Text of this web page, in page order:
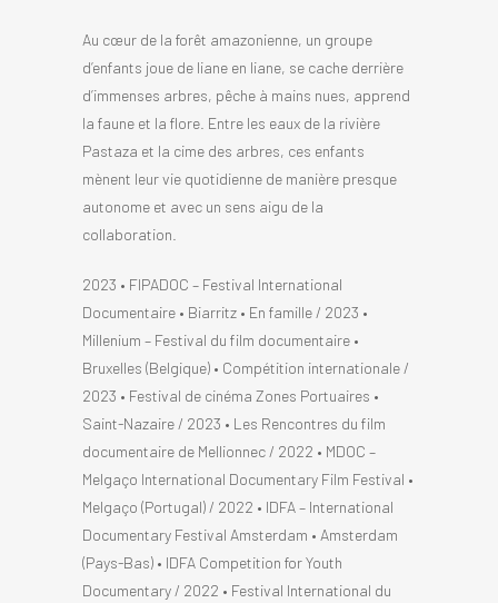
Au cœur de la forêt amazonienne, un groupe
d’enfants joue de liane en liane, se cache derrière
d’immenses arbres, pêche à mains nues, apprend
la faune et la flore. Entre les eaux de la rivière
Pastaza et la cime des arbres, ces enfants
mènent leur vie quotidienne de manière presque
autonome et avec un sens aigu de la
collaboration.
2023 • FIPADOC – Festival International
Documentaire • Biarritz • En famille / 2023 •
Millenium – Festival du film documentaire •
Bruxelles (Belgique) • Compétition internationale /
2023 • Festival de cinéma Zones Portuaires •
Saint-Nazaire / 2023 • Les Rencontres du film
documentaire de Mellionnec / 2022 • MDOC –
Melgaço International Documentary Film Festival •
Melgaço (Portugal) / 2022 • IDFA – International
Documentary Festival Amsterdam • Amsterdam
(Pays-Bas) • IDFA Competition for Youth
Documentary / 2022 • Festival International du